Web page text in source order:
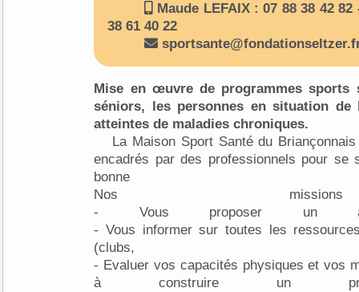
Maude LEFAIX : 07 88 38 42
38 61 40 22
Mise en œuvre de programmes sports
séniors, les personnes en situation de
atteintes de maladies chroniques.
La Maison Sport Santé du
encadrés par des professionnels pour se
bonne
Nos
- Vous proposer un
- Vous informer sur toutes les
(clubs,
- Evaluer vos capacités physiques et vos
à construire un